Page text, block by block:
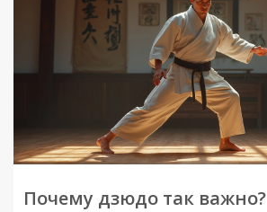
Почему дзюдо так важно?